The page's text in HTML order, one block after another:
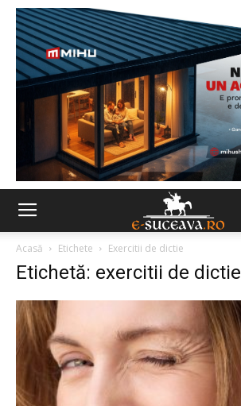
Acasă Etichete Exercitii de dictie
Etichetă: exercitii de dictie